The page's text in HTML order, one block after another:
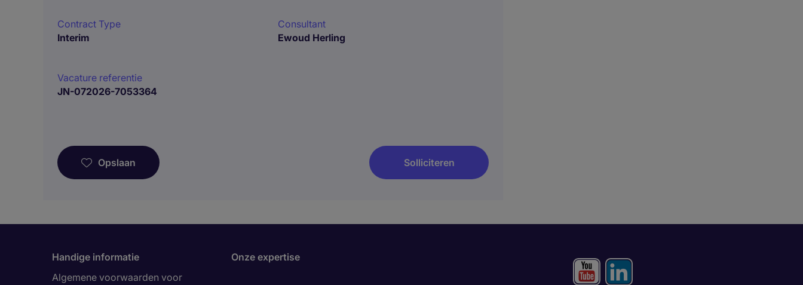
Contract Type
Interim
Consultant
Ewoud Herling
Vacature referentie
JN-072026-7053364
Opslaan Solliciteren
Handige informatie
Algemene voorwaarden voor
Onze expertise